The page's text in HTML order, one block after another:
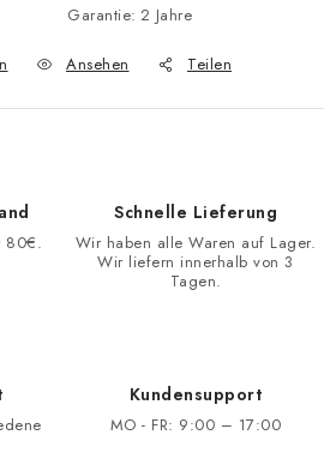
Garantie: 2 Jahre
Ansehen Teilen
80€.
Schnelle Lieferung
Wir haben alle Waren auf Lager.
Wir liefern innerhalb von 3
Tagen.
Kundensupport
MO - FR: 9:00 – 17:00